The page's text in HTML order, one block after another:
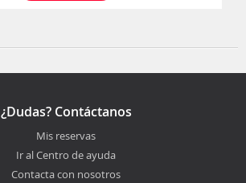
¿Dudas? Contáctanos
Mis reservas
Ir al Centro de ayuda
Contacta con nosotros